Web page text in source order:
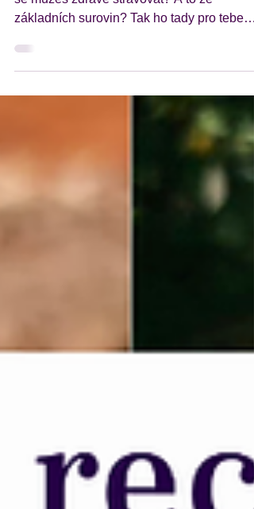
Hledáš jídelníček na hubnutí, podle kterého
základních surovin? Tak ho tady pro tebe
máme - týdenní jídelníček na hubnutí 1750
Stačí například přidat svačinu podle
v klidu se tak dostaneš na 2000 kalorií a
nebo si přidej menší porci libovolného jídla
jsi klidně na 1800 kalorií. U každého jídla
kalorie, sacharidy, bílkoviny a tuky - o všem